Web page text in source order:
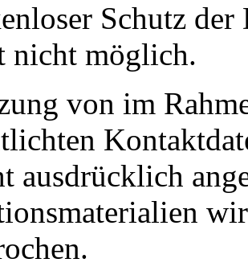
Schutz
nicht möglich.
von im
ausdrücklich